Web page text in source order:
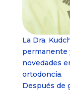
La Dra.
permanente
novedades
ortodoncia.
Después de